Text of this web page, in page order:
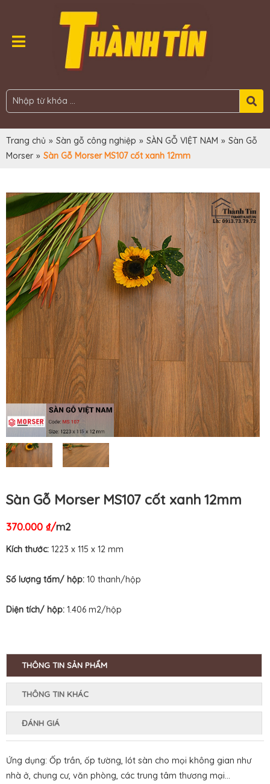
Trang chủ » Sàn gỗ công nghiệp » SÀN GỖ VIỆT NAM » Sàn Gỗ
Morser » Sàn Gỗ Morser MS107 cốt xanh 12mm
Sàn Gỗ Morser MS107 cốt xanh 12mm
370.000 ₫/m2
Kích thước: 1223 x 115 x 12 mm
Số lượng tấm/ hộp: 10 thanh/hộp
Diện tích/ hộp: 1.406 m2/hộp
THÔNG TIN SẢN PHẨM
THÔNG TIN KHÁC
ĐÁNH GIÁ
Ứng dụng: Ốp trần, ốp tường, lót sàn cho mọi không gian như
nhà ở, chung cư, văn phòng, các trung tâm thương mại…